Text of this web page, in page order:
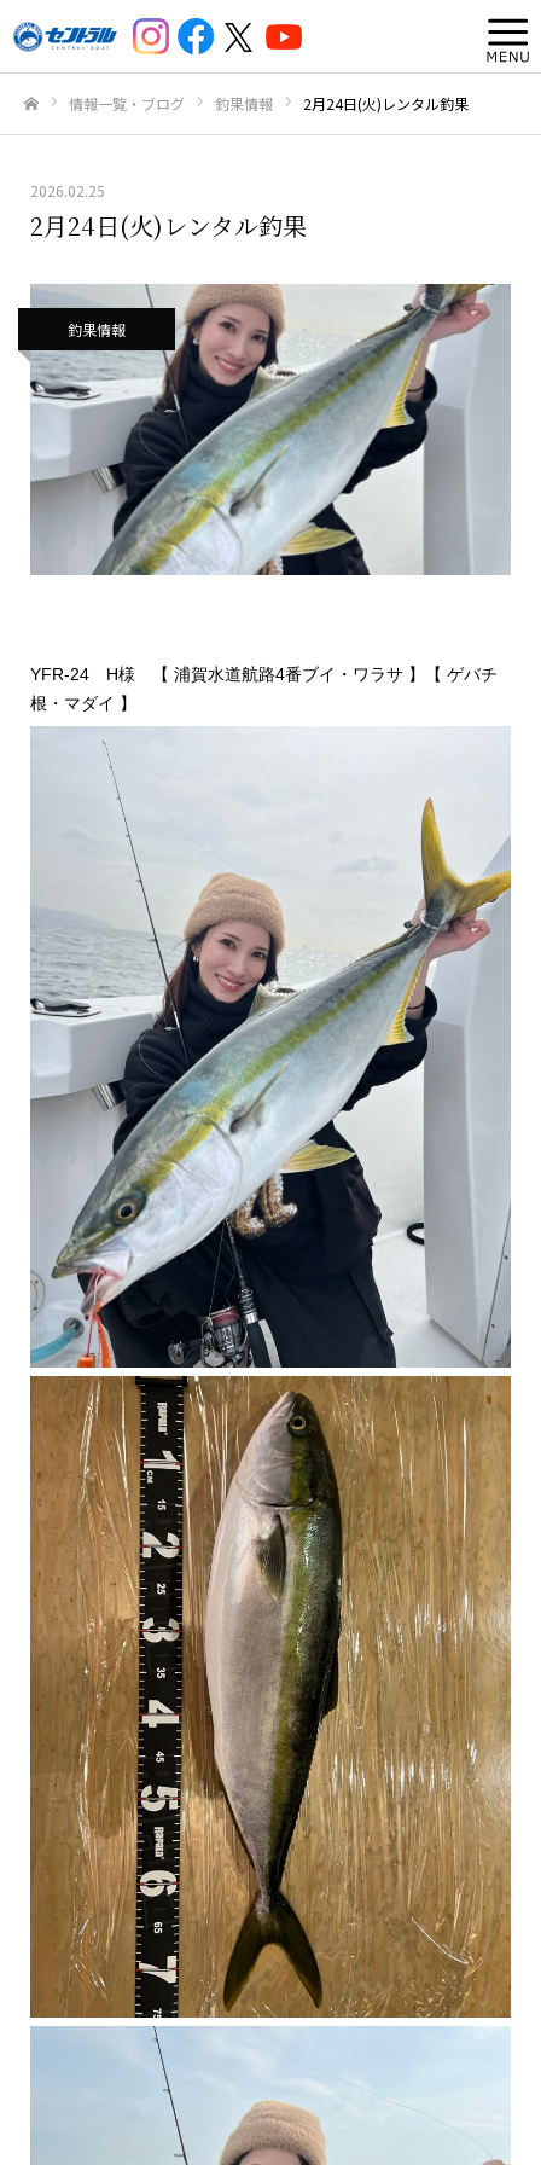
情報一覧・ブログ 釣果情報 2月24日(火)レンタル釣果
2026.02.25
2月24日(火)レンタル釣果
釣果情報
YFR-24 H様 【 浦賀水道航路4番ブイ・ワラサ 】【 ゲバチ
根・マダイ 】